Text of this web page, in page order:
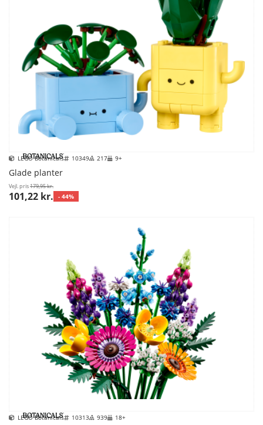
LEGO Botanicals 10349 217 9+
Glade planter
Vejl. pris179,95 kr.
101,22 kr. - 44%
LEGO Botanicals 10313 939 18+